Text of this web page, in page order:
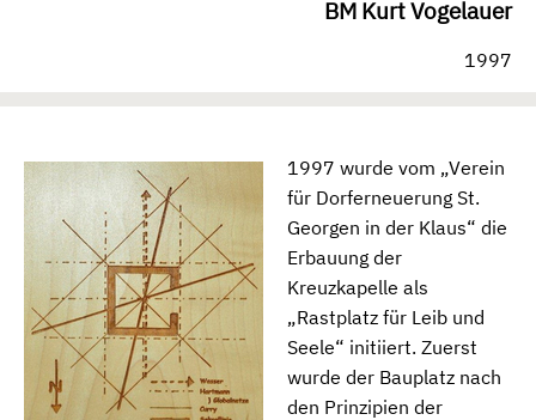
BM Kurt Vogelauer
1997
1997 wurde vom „Verein
für Dorferneuerung St.
Georgen in der Klaus“ die
Erbauung der
Kreuzkapelle als
„Rastplatz für Leib und
Seele“ initiiert. Zuerst
wurde der Bauplatz nach
den Prinzipien der